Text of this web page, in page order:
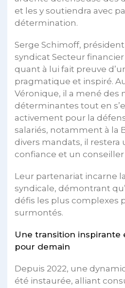
et les y soutiendra avec
détermination.
Serge Schimoff,
syndicat Secteur financier
quant à lui fait preuve
pragmatique et inspiré.
Véronique, il a mené des
déterminantes tout en
activement pour la
salariés, notamment à la
divers mandats, il restera
confiance et un conseiller
Leur partenariat incarne
syndicale, démontrant
défis les plus complexes
surmontés.
Une transition inspirante
pour demain
Depuis 2022, une
été instaurée, alliant